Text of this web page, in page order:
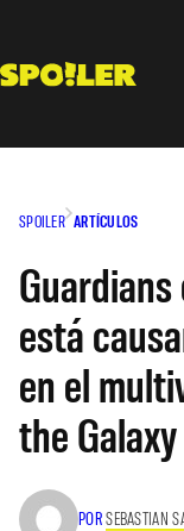
contenido
SPOILER ARTÍCULOS
está
en el
the
PORSEBASTIAN